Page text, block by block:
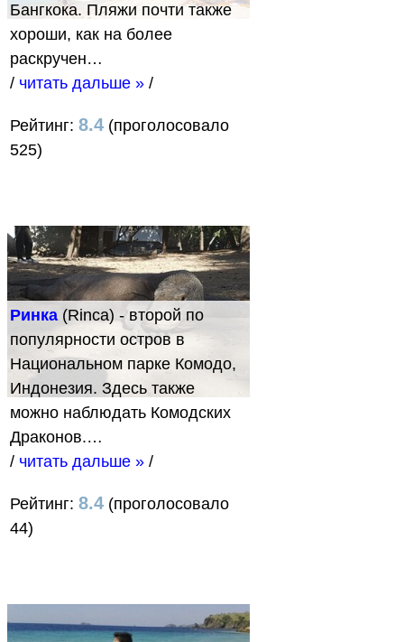
Бангкока. Пляжи почти также
хороши, как на более
раскручен…
/ читать дальше » /
Рейтинг: 8.4 (проголосовало
525)
Ринка (Rinca) - второй по
популярности остров в
Национальном парке Комодо,
Индонезия. Здесь также
можно наблюдать Комодских
Драконов.…
/ читать дальше » /
Рейтинг: 8.4 (проголосовало
44)